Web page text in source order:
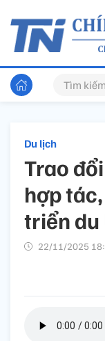
Du lịch
Trao
hợp
triển du
22/11/2025